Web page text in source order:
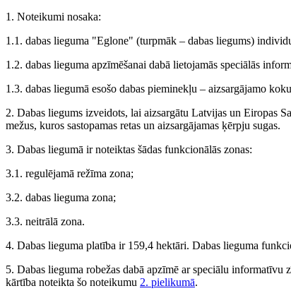
1. Noteikumi nosaka:
1.1. dabas lieguma "Eglone" (turpmāk – dabas liegums)
1.2. dabas lieguma apzīmēšanai dabā lietojamās speciālās
1.3. dabas liegumā esošo dabas pieminekļu – aizsargājamo
2. Dabas liegums izveidots, lai aizsargātu Latvijas un Eiropas
mežus, kuros sastopamas retas un aizsargājamas ķērpju sugas.
3. Dabas liegumā ir noteiktas šādas funkcionālās zonas:
3.1. regulējamā režīma zona;
3.2. dabas lieguma zona;
3.3. neitrālā zona.
4. Dabas lieguma platība ir 159,4 hektāri. Dabas lieguma
5. Dabas lieguma robežas dabā apzīmē ar speciālu informatīvu
kārtība noteikta šo noteikumu 2. pielikumā.